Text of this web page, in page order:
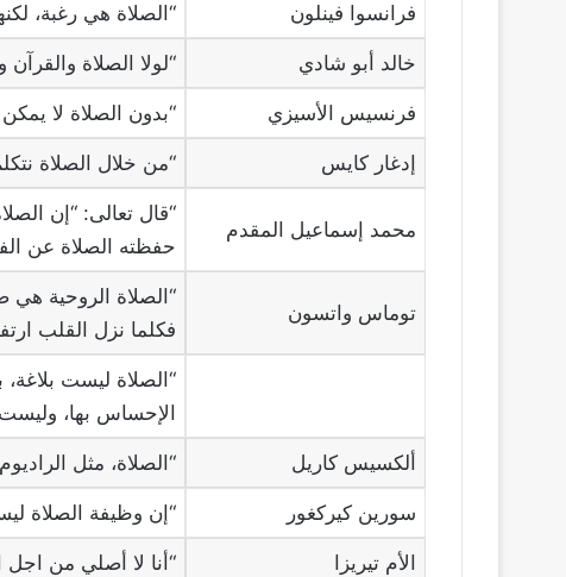
فرانسوا فينلون “الصلاة هي رغبة،
خالد أبو شادي “لولا الصلاة
فرنسيس الأسيزي “بدون الصلاة لا
إدغار كايس “من خلال الصلاة
محمد إسماعيل المقدم
“قال تعالى: “إن
حفظته الصلاة عن
توماس واتسون
“الصلاة الروحية
فكلما نزل القلب
“الصلاة ليست
الإحساس بها،
ألكسيس كاريل “الصلاة، مثل
سورين كيركغور “إن وظيفة الصلاة
الأم تيريزا “أنا لا أصلي من اجل